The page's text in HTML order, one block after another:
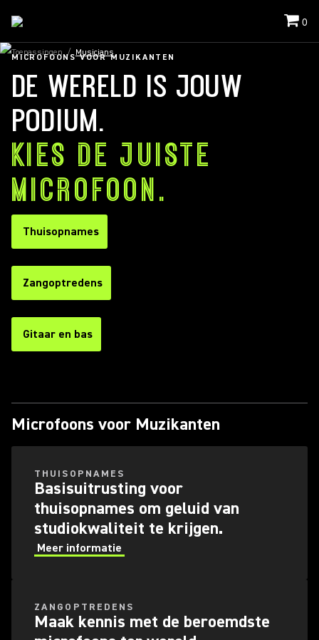
0
Toepassingen / Musicians
MICROFOONS VOOR MUZIKANTEN
DE WERELD IS JOUW
PODIUM.
KIES DE JUISTE
MICROFOON.
Thuisopnames
Zangoptredens
Gitaar en bas
Microfoons voor Muzikanten
THUISOPNAMES
Basisuitrusting voor
thuisopnames om geluid van
studiokwaliteit te krijgen.
Meer informatie
ZANGOPTREDENS
Maak kennis met de beroemdste